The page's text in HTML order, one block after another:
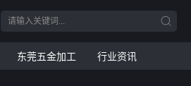
东莞五金加工 行业资讯